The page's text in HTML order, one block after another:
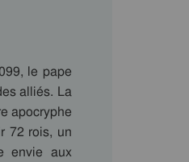
le pape
alliés. La
apocryphe
72 rois, un
envie aux